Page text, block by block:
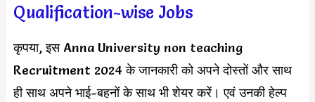
Qualification-wise Jobs
कृपया, इस Anna University non teaching
Recruitment 2024 के जानकारी को अपने दोस्तों और साथ
ही साथ अपने भाई-बहनों के साथ भी शेयर करें। एवं उनकी हेल्प